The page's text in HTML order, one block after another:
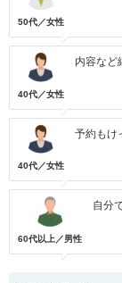
50代／女性
40代／女性
内容など
40代／女性
予約もけ
60代以上／男性
自分